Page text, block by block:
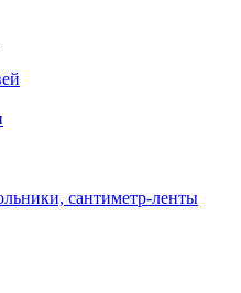
сантиметр-ленты